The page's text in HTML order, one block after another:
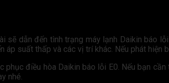
dẫn đến tình trạng máy lạnh Daikin báo
suất thấp và các vị trí khác. Nếu phát
điều hòa Daikin báo lỗi E0. Nếu bạn
nhé.